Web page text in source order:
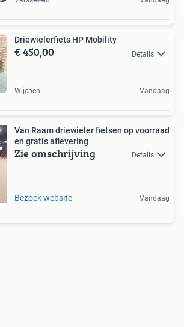
Driewielerfiets HP Mobility
€ 450,00 Details
Wijchen Vandaag
Van Raam driewieler fietsen op voorraad
en gratis aflevering
Zie omschrijving Details
Bezoek website Vandaag